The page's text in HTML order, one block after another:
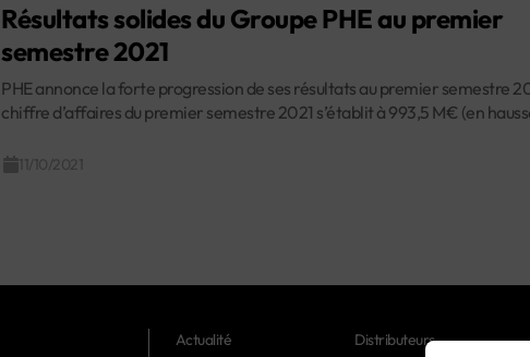
Résultats solides du Groupe PHE au premier
semestre 2021
PHE annonce la forte progression de ses résultats au premier semestre
chiffre d’affaires du premier semestre 2021 s’établit à 993,5 M€ (en
Actualité Distributeurs